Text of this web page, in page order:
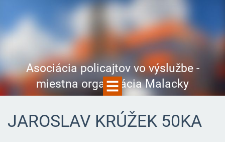
Asociácia policajtov vo výslužbe -
miestna organizácia Malacky
JAROSLAV KRÚŽEK 50KA